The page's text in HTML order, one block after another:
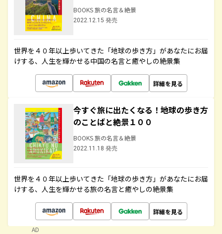
BOOKS 旅の名言＆絶景
2022.12.15 発売
世界を４０年以上歩いてきた「地球の歩き方」があなたにお届
けする、人生を輝かせる中国の名言と癒やしの絶景集
詳細を見る
今すぐ旅に出たくなる！地球の歩き方
のことばと絶景１００
BOOKS 旅の名言＆絶景
2022.11.18 発売
世界を４０年以上歩いてきた「地球の歩き方」があなたにお届
けする、人生を輝かせる旅の名言と癒やしの絶景集
詳細を見る
AD